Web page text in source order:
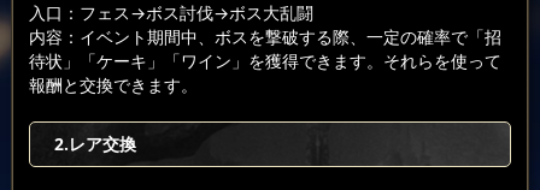
入口：フェス→ボス討伐→ボス大乱闘
内容：イベント期間中、ボスを撃破する際、一定の確率で「招
待状」「ケーキ」「ワイン」を獲得できます。それらを使って
報酬と交換できます。
2.レア交換